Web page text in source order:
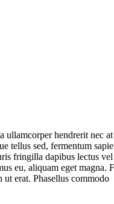
ullamcorper hendrerit nec at
tellus sed, fermentum
fringilla dapibus lectus vel
eu, aliquam eget magna.
ut erat. Phasellus commodo